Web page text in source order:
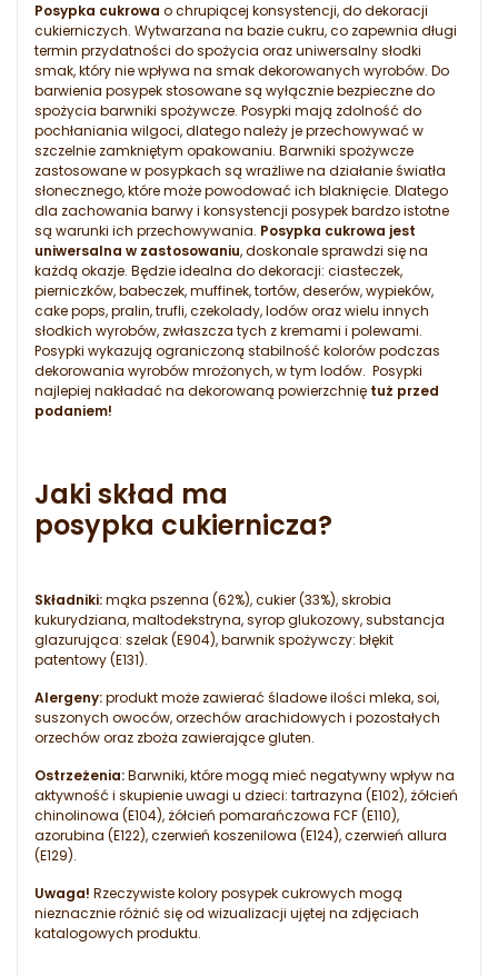
Posypka cukrowa o chrupiącej konsystencji, do dekoracji
cukierniczych. Wytwarzana na bazie cukru, co zapewnia długi
termin przydatności do spożycia oraz uniwersalny słodki
smak, który nie wpływa na smak dekorowanych wyrobów. Do
barwienia posypek stosowane są wyłącznie bezpieczne do
spożycia barwniki spożywcze. Posypki mają zdolność do
pochłaniania wilgoci, dlatego należy je przechowywać w
szczelnie zamkniętym opakowaniu. Barwniki spożywcze
zastosowane w posypkach są wrażliwe na działanie światła
słonecznego, które może powodować ich blaknięcie. Dlatego
dla zachowania barwy i konsystencji posypek bardzo istotne
są warunki ich przechowywania. Posypka cukrowa jest
uniwersalna w zastosowaniu, doskonale sprawdzi się na
każdą okazje. Będzie idealna do dekoracji: ciasteczek,
pierniczków, babeczek, muffinek, tortów, deserów, wypieków,
cake pops, pralin, trufli, czekolady, lodów oraz wielu innych
słodkich wyrobów, zwłaszcza tych z kremami i polewami.
Posypki wykazują ograniczoną stabilność kolorów podczas
dekorowania wyrobów mrożonych, w tym lodów. Posypki
najlepiej nakładać na dekorowaną powierzchnię tuż przed
podaniem!
Jaki skład ma
posypka cukiernicza?
Składniki:mąka pszenna (62%), cukier (33%), skrobia
kukurydziana, maltodekstryna, syrop glukozowy, substancja
glazurująca: szelak (E904), barwnik spożywczy: błękit
patentowy (E131).
Alergeny:produkt może zawierać śladowe ilości mleka, soi,
suszonych owoców, orzechów arachidowych i pozostałych
orzechów oraz zboża zawierające gluten.
Ostrzeżenia:Barwniki, które mogą mieć negatywny wpływ na
aktywność i skupienie uwagi u dzieci: tartrazyna (E102), żółcień
chinolinowa (E104), żółcień pomarańczowa FCF (E110),
azorubina (E122), czerwień koszenilowa (E124), czerwień allura
(E129).
Uwaga! Rzeczywiste kolory posypek cukrowych mogą
nieznacznie różnić się od wizualizacji ujętej na zdjęciach
katalogowych produktu.